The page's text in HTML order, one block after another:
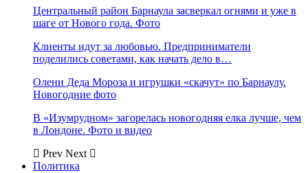
Центральный район Барнаула засверкал огнями и уже в
шаге от Нового года. Фото
Клиенты идут за любовью. Предприниматели
поделились советами, как начать дело в…
Олени Деда Мороза и игрушки «скачут» по Барнаулу.
Новогодние фото
В «Изумрудном» загорелась новогодняя елка лучше, чем
в Лондоне. Фото и видео
Prev Next
Политика